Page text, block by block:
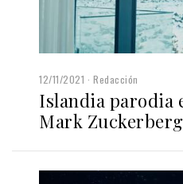
12/11/2021 Redacción
Islandia parodia
Mark